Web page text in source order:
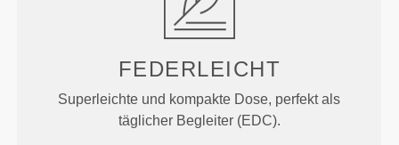
FEDERLEICHT
Superleichte und kompakte Dose, perfekt als
täglicher Begleiter (EDC).